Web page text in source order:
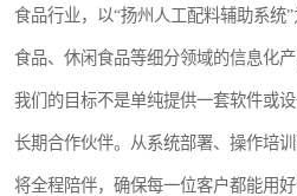
食品行业，以“扬州人工配料辅助系统
食品、休闲食品等细分领域的信息化产
我们的目标不是单纯提供一套软件或
长期合作伙伴。从系统部署、操作培
将全程陪伴，确保每一位客户都能用